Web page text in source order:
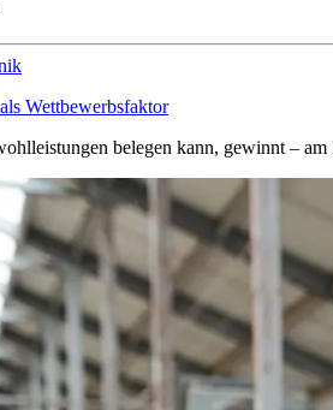
Wettbewerbsfaktor
belegen kann, gewinnt –